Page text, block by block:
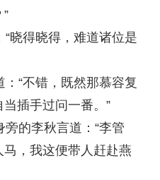
晓得晓得，难道诸位是
“不错，既然那慕容复
插手过问一番。”
的李秋言道：“李管
，我这便带人赶赴燕